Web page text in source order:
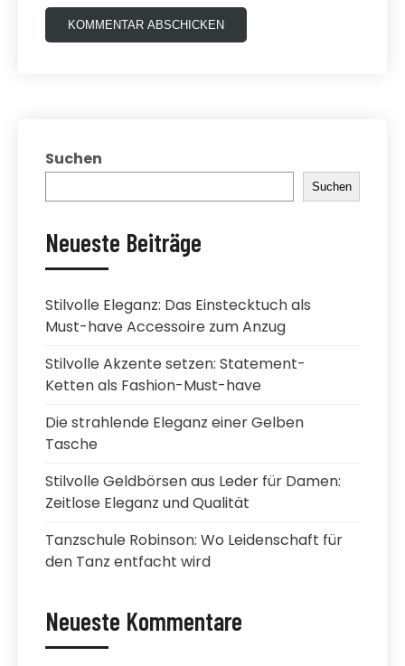
Suchen
Suchen
Neueste Beiträge
Stilvolle Eleganz: Das Einstecktuch als
Must-have Accessoire zum Anzug
Stilvolle Akzente setzen: Statement-
Ketten als Fashion-Must-have
Die strahlende Eleganz einer Gelben
Tasche
Stilvolle Geldbörsen aus Leder für Damen:
Zeitlose Eleganz und Qualität
Tanzschule Robinson: Wo Leidenschaft für
den Tanz entfacht wird
Neueste Kommentare